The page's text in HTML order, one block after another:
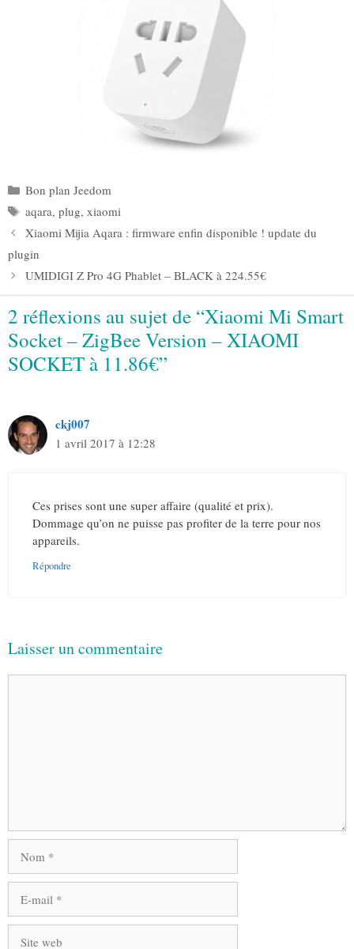
Catégories
Bon plan Jeedom
Étiquettes
aqara, plug, xiaomi
Xiaomi Mijia Aqara : firmware enfin disponible ! update du
plugin
UMIDIGI Z Pro 4G Phablet – BLACK à 224.55€
2 réflexions au sujet de “Xiaomi Mi Smart
Socket – ZigBee Version – XIAOMI
SOCKET à 11.86€”
ckj007
1 avril 2017 à 12:28
Ces prises sont une super affaire (qualité et prix).
Dommage qu’on ne puisse pas profiter de la terre pour nos
appareils.
Répondre
Laisser un commentaire
mail